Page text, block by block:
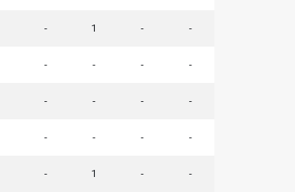
- 1 - -
- - - -
- - - -
- - - -
- 1 - -